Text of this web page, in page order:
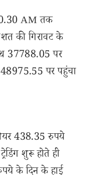
AM तक
की गिरावट के
37788.05 पर
पर पहुंचा
438.35 रुपये
शुरू होते ही